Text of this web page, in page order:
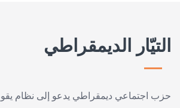
التيّار الديمقراطي
حزب اجتماعي ديمقراطي يدعو إلى نظام